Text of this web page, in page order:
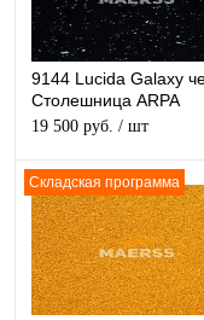
9144 Lucida Galaxy
Столешница ARPA
глянцевая
19 500 руб. / шт
Складская программа